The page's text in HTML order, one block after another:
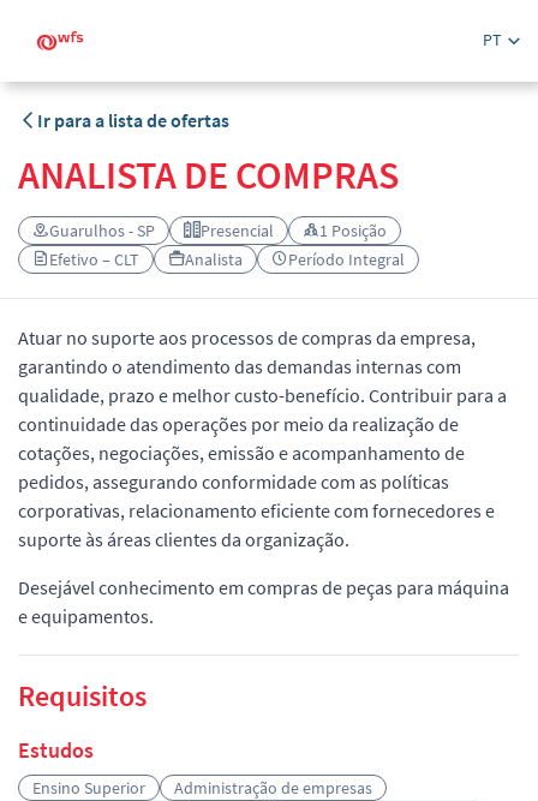
PT
Ir para a lista de ofertas
ANALISTA DE COMPRAS
Guarulhos - SP Presencial
1 Posição
Efetivo – CLT
Analista Período Integral
Atuar no suporte aos processos de compras da empresa,
garantindo o atendimento das demandas internas com
qualidade, prazo e melhor custo-benefício. Contribuir para a
continuidade das operações por meio da realização de
cotações, negociações, emissão e acompanhamento de
pedidos, assegurando conformidade com as políticas
corporativas, relacionamento eficiente com fornecedores e
suporte às áreas clientes da organização.
Desejável conhecimento em compras de peças para máquina
e equipamentos.
Requisitos
Estudos
Ensino Superior
Administração de empresas